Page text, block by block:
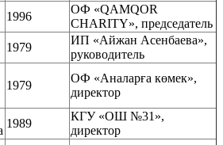
1996
ОФ «QAMQOR
CHARITY», председатель
1979
ИП «Айжан Асенбаева»,
руководитель
1979
ОФ «Аналарға көмек»,
директор
1989
КГУ «ОШ №31»,
директор